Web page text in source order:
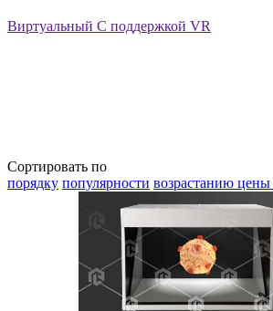
Виртуальный С поддержкой VR
Сортировать по
порядку популярности возрастанию цены